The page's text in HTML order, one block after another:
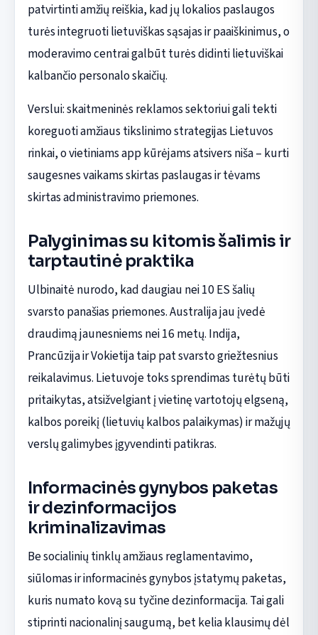
patvirtinti amžių reiškia, kad jų lokalios paslaugos
turės integruoti lietuviškas sąsajas ir paaiškinimus, o
moderavimo centrai galbūt turės didinti lietuviškai
kalbančio personalo skaičių.
Verslui: skaitmeninės reklamos sektoriui gali tekti
koreguoti amžiaus tikslinimo strategijas Lietuvos
rinkai, o vietiniams app kūrėjams atsivers niša – kurti
saugesnes vaikams skirtas paslaugas ir tėvams
skirtas administravimo priemones.
Palyginimas su kitomis šalimis ir
tarptautinė praktika
Ulbinaitė nurodo, kad daugiau nei 10 ES šalių
svarsto panašias priemones. Australija jau įvedė
draudimą jaunesniems nei 16 metų. Indija,
Prancūzija ir Vokietija taip pat svarsto griežtesnius
reikalavimus. Lietuvoje toks sprendimas turėtų būti
pritaikytas, atsižvelgiant į vietinę vartotojų elgseną,
kalbos poreikį (lietuvių kalbos palaikymas) ir mažųjų
verslų galimybes įgyvendinti patikras.
Informacinės gynybos paketas
ir dezinformacijos
kriminalizavimas
Be socialinių tinklų amžiaus reglamentavimo,
siūlomas ir informacinės gynybos įstatymų paketas,
kuris numato kovą su tyčine dezinformacija. Tai gali
stiprinti nacionalinį saugumą, bet kelia klausimų dėl